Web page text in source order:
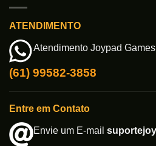
ATENDIMENTO
Atendimento Joypad Games
(61) 99582-3858
Entre em Contato
Envie um E-mail